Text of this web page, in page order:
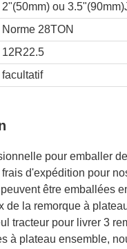
2"(50mm) ou
Norme 28TON
12R22.5
facultatif
pour emballer
d'expédition pour
être emballées
de la remorque à
tracteur pour livrer 3
à plateau ensemble,